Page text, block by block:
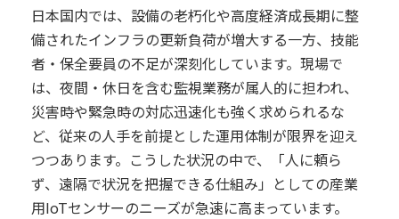
日本国内では、設備の老朽化や高度経済成長期に整
備されたインフラの更新負荷が増大する一方、技能
者・保全要員の不足が深刻化しています。現場で
は、夜間・休日を含む監視業務が属人的に担われ、
災害時や緊急時の対応迅速化も強く求められるな
ど、従来の人手を前提とした運用体制が限界を迎え
つつあります。こうした状況の中で、「人に頼ら
ず、遠隔で状況を把握できる仕組み」としての産業
用IoTセンサーのニーズが急速に高まっています。